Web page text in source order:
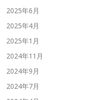
2025年6月
2025年4月
2025年1月
2024年11月
2024年9月
2024年7月